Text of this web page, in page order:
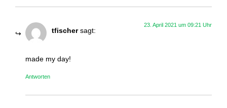
tfischer sagt:
23. April 2021 um 09:21 Uhr
made my day!
Antworten